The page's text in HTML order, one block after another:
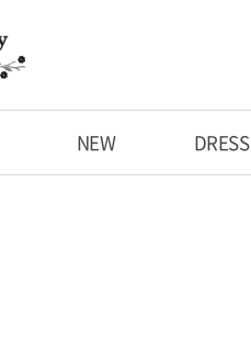
NEW DRESS